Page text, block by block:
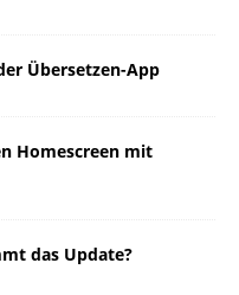
Übersetzen-App
Homescreen mit
das Update?